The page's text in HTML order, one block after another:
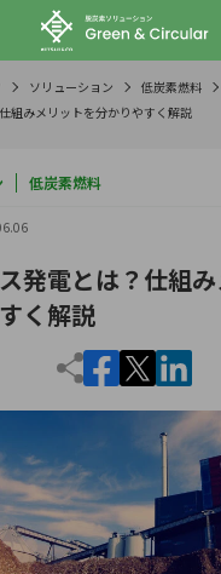
ソリューション
低炭素燃料
組みメリットを分かりやすく解説
低炭素燃料
発電とは？仕組
く解説